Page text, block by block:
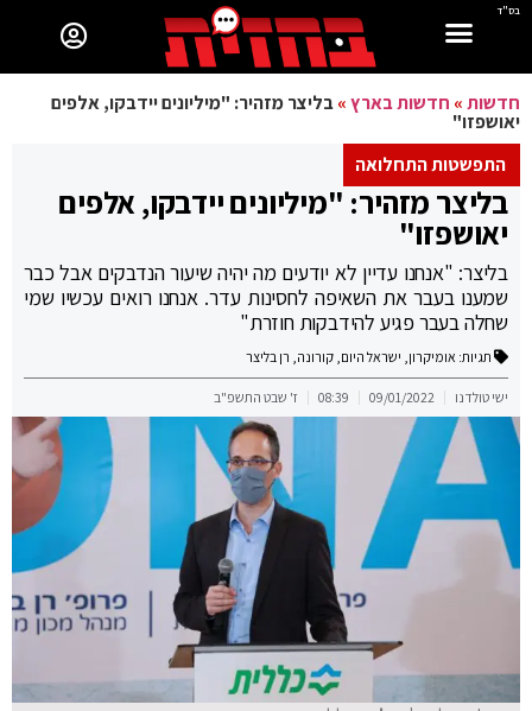
בס"ד
חדשות» חדשות בארץ»בליצר מזהיר: "מיליונים יידבקו, אלפים
יאושפזו"
התפשטות התחלואה
בליצר מזהיר: "מיליונים יידבקו, אלפים
יאושפזו"
בליצר: "אנחנו עדיין לא יודעים מה יהיה שיעור הנדבקים אבל כבר
שמענו בעבר את השאיפה לחסינות עדר. אנחנו רואים עכשיו שמי
שחלה בעבר פגיע להידבקות חוזרת"
תגיות: אומיקרון, ישראל היום, קורונה, רן בליצר
ישי טולדנו 09/01/2022
08:39 ז' שבט התשפ"ב